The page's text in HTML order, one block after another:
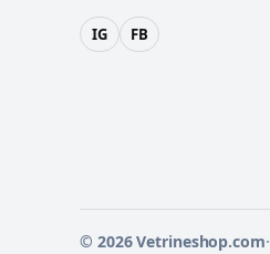
IG FB
© 2026 Vetrineshop.com·